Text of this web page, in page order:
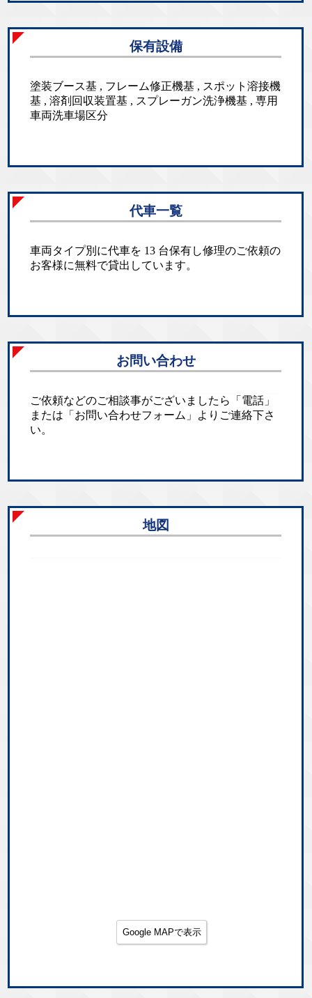
保有設備
塗装ブース基 , フレーム修正機基 , スポット溶接機
基 , 溶剤回収装置基 , スプレーガン洗浄機基 , 専用
車両洗車場区分
代車一覧
車両タイプ別に代車を 13 台保有し修理のご依頼の
お客様に無料で貸出しています。
お問い合わせ
ご依頼などのご相談事がございましたら「電話」
または「お問い合わせフォーム」よりご連絡下さ
い。
地図
Google MAPで表示